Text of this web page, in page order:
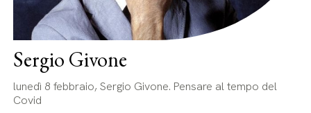
Sergio Givone
lunedì 8 febbraio, Sergio Givone. Pensare al tempo del
Covid